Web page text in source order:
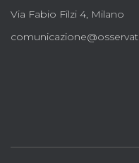
Via Fabio Filzi 4, Milano